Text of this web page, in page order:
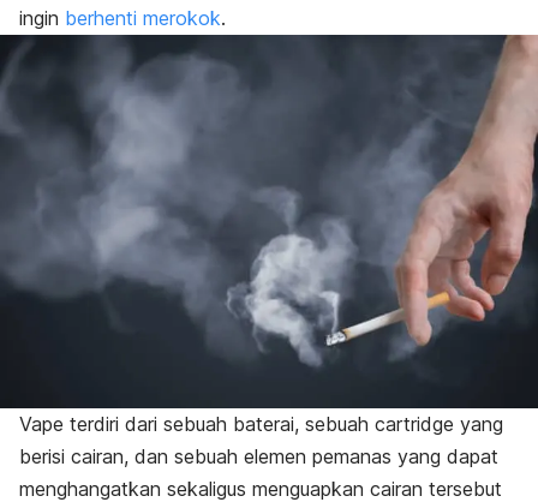
ingin berhenti merokok.
Vape terdiri dari sebuah baterai, sebuah cartridge yang
berisi cairan, dan sebuah elemen pemanas yang dapat
menghangatkan sekaligus menguapkan cairan tersebut